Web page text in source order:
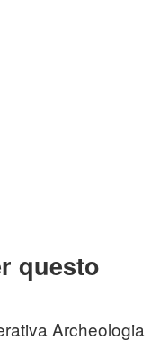
questo
Archeologia